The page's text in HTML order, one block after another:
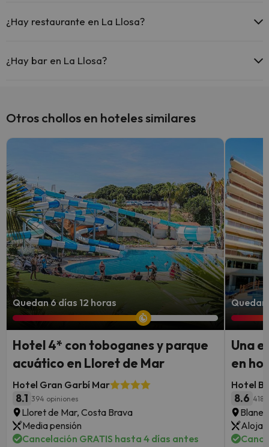
tienes más info sobre la piscina y otras instalaciones.
Piscina Infantil (temporada verano).
¿Hay restaurante en La Llosa?
¿Hay bar en La Llosa?
Otros chollos en hoteles similares
Quedan 6 días 12 horas
Hotel 4* con toboganes y parque
acuático en Lloret de Mar
Hotel Gran Garbí Mar
8.1 394 opiniones
Lloret de Mar, Costa Brava
Media pensión
Cancelación GRATIS hasta 4 días antes
Quedan
Una
en
Hotel
8.6